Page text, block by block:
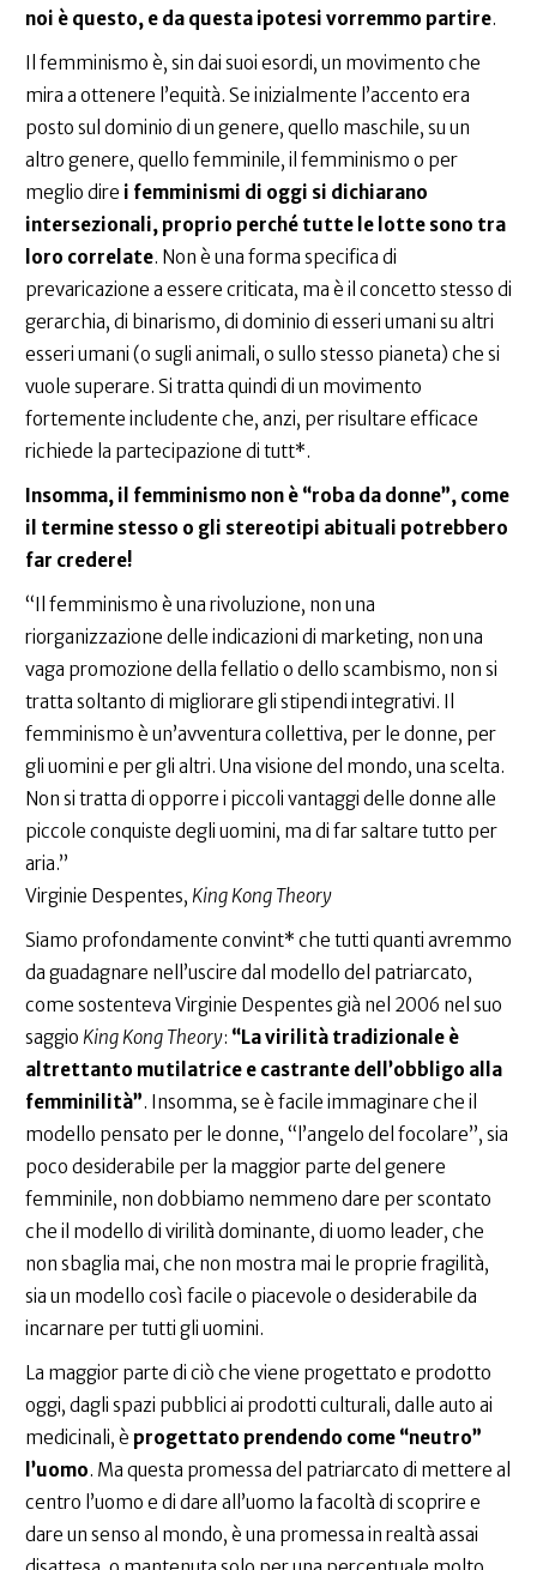
noi è questo, e da questa ipotesi vorremmo partire.
Il femminismo è, sin dai suoi esordi, un movimento che
mira a ottenere l’equità. Se inizialmente l’accento era
posto sul dominio di un genere, quello maschile, su un
altro genere, quello femminile, il femminismo o per
meglio dire i femminismi di oggi si dichiarano
intersezionali, proprio perché tutte le lotte sono tra
loro correlate. Non è una forma specifica di
prevaricazione a essere criticata, ma è il concetto stesso di
gerarchia, di binarismo, di dominio di esseri umani su altri
esseri umani (o sugli animali, o sullo stesso pianeta) che si
vuole superare. Si tratta quindi di un movimento
fortemente includente che, anzi, per risultare efficace
richiede la partecipazione di tutt*.
Insomma, il femminismo non è “roba da donne”, come
il termine stesso o gli stereotipi abituali potrebbero
far credere!
“Il femminismo è una rivoluzione, non una
riorganizzazione delle indicazioni di marketing, non una
vaga promozione della fellatio o dello scambismo, non si
tratta soltanto di migliorare gli stipendi integrativi. Il
femminismo è un’avventura collettiva, per le donne, per
gli uomini e per gli altri. Una visione del mondo, una scelta.
Non si tratta di opporre i piccoli vantaggi delle donne alle
piccole conquiste degli uomini, ma di far saltare tutto per
aria.”
Virginie Despentes, King Kong Theory
Siamo profondamente convint* che tutti quanti avremmo
da guadagnare nell’uscire dal modello del patriarcato,
come sostenteva Virginie Despentes già nel 2006 nel suo
saggio King Kong Theory: “La virilità tradizionale è
altrettanto mutilatrice e castrante dell’obbligo alla
femminilità”. Insomma, se è facile immaginare che il
modello pensato per le donne, “l’angelo del focolare”, sia
poco desiderabile per la maggior parte del genere
femminile, non dobbiamo nemmeno dare per scontato
che il modello di virilità dominante, di uomo leader, che
non sbaglia mai, che non mostra mai le proprie fragilità,
sia un modello così facile o piacevole o desiderabile da
incarnare per tutti gli uomini.
La maggior parte di ciò che viene progettato e prodotto
oggi, dagli spazi pubblici ai prodotti culturali, dalle auto ai
medicinali, è progettato prendendo come “neutro”
l’uomo. Ma questa promessa del patriarcato di mettere al
centro l’uomo e di dare all’uomo la facoltà di scoprire e
dare un senso al mondo, è una promessa in realtà assai